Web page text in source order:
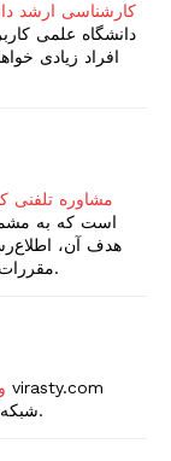
کارشناسی ارشد
دانشگاه علمی
افراد زیادی
مشاوره
است که به
هدف آن،
مقررات مربوط به کاهش مدت خدمت است.
شبکه اجتماعی ایرانی شبیه به توییتر است.